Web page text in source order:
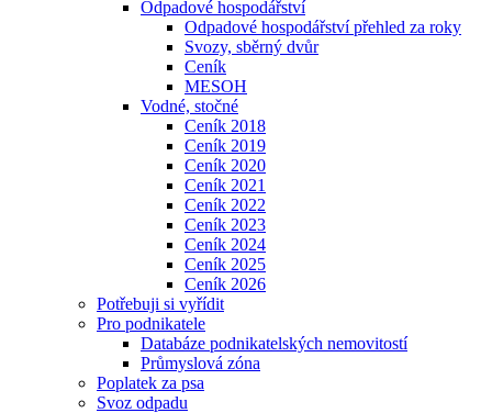
Odpadové hospodářství
Odpadové hospodářství přehled za roky
Svozy, sběrný dvůr
Ceník
MESOH
Vodné, stočné
Ceník 2018
Ceník 2019
Ceník 2020
Ceník 2021
Ceník 2022
Ceník 2023
Ceník 2024
Ceník 2025
Ceník 2026
Potřebuji si vyřídit
Pro podnikatele
Databáze podnikatelských nemovitostí
Průmyslová zóna
Poplatek za psa
Svoz odpadu